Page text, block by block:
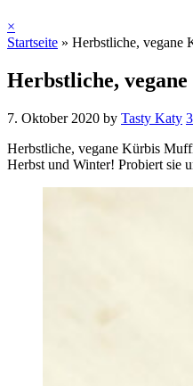
×
Startseite » Herbstliche, vegane
Herbstliche,
7. Oktober 2020 by Tasty Katy
Herbstliche, vegane Kürbis
Herbst und Winter! Probiert sie